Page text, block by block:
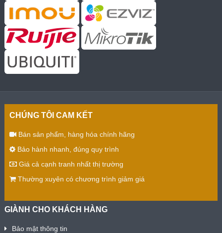
CHÚNG TÔI CAM KẾT
Bán sản phẩm, hàng hóa chính hãng
Bảo hành nhanh, đúng quy trình
Giá cả cạnh tranh nhất thị trường
Thường xuyên có chương trình giảm giá
GIÀNH CHO KHÁCH HÀNG
Bảo mật thông tin